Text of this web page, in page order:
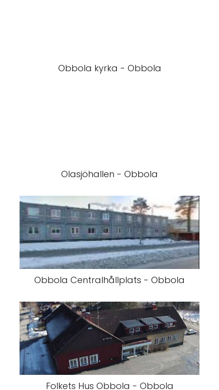
Obbola kyrka - Obbola
Olasjöhallen - Obbola
Obbola Centralhållplats - Obbola
Folkets Hus Obbola - Obbola